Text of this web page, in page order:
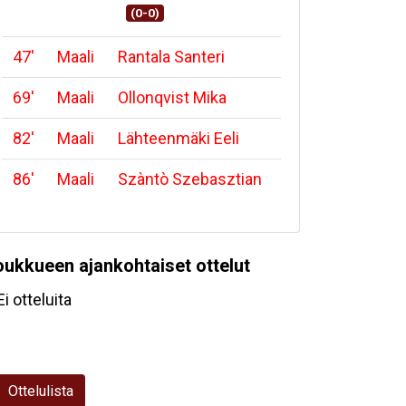
(0-0)
47' Maali Rantala Santeri
69' Maali Ollonqvist Mika
82' Maali Lähteenmäki Eeli
86' Maali Szàntò Szebasztian
ajankohtaiset ottelut
otteluita
Ottelulista